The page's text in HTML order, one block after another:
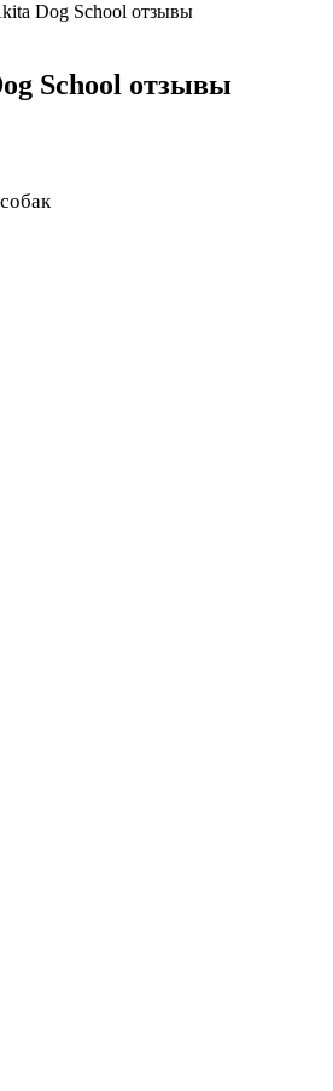
Dog School отзывы
School отзывы